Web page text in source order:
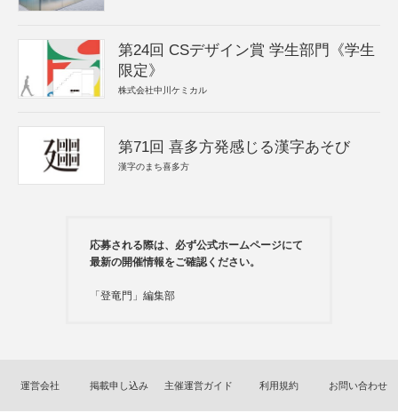
第24回 CSデザイン賞 学生部門《学生
限定》
株式会社中川ケミカル
第71回 喜多方発感じる漢字あそび
漢字のまち喜多方
応募される際は、必ず公式ホームページにて
最新の開催情報をご確認ください。
「登竜門」編集部
運営会社 掲載申し込み 主催運営ガイド 利用規約 お問い合わせ